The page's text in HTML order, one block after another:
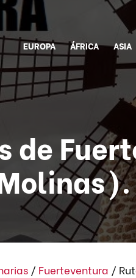
EUROPA ÁFRICA ASIA
de
/ Fuerteventura /